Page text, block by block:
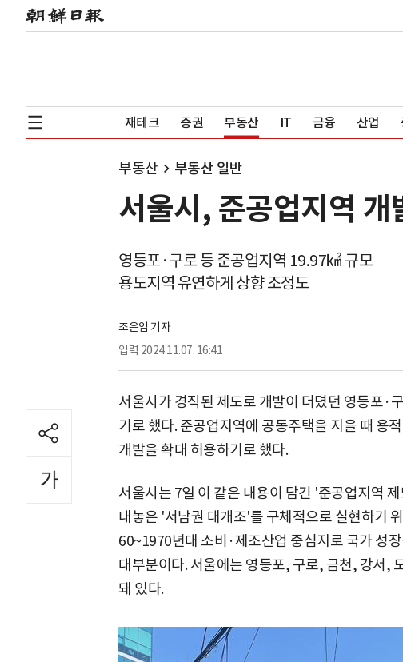
재테크 증권 부동산 IT 금융 산업
부동산 부동산 일반
서울시, 준공업지역
영등포·구로 등 준공업지역 19.97㎢ 규모
용도지역 유연하게 상향 조정도
조은임 기자
입력 2024.11.07. 16:41
서울시가 경직된 제도로 개발이 더뎠던 영등포·
기로 했다. 준공업지역에 공동주택을 지을 때 용
개발을 확대 허용하기로 했다.
서울시는 7일 이 같은 내용이 담긴 '준공업지역
내놓은 '서남권 대개조'를 구체적으로 실현하기
60~1970년대 소비·제조산업 중심지로 국가 성
대부분이다. 서울에는 영등포, 구로, 금천, 강서,
돼 있다.